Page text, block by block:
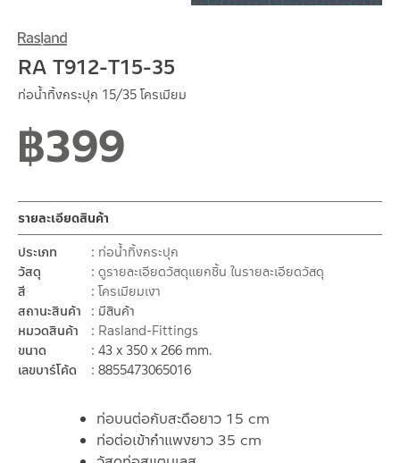
RA T912-T15-35
ท่อน้ำทิ้งกระปุก 15/35 โครเมียม
฿399
ท่อบนต่อกับสะดือยาว 15 cm
ท่อต่อเข้ากำแพงยาว 35 cm
รายละเอียดสินค้า
ประเภท
ท่อน้ำทิ้งกระปุก
วัสดุ
ดูรายละเอียดวัสดุแยกชิ้น ในรายละเอียดวัสดุ
สี
โครเมียมเงา
สถานะสินค้า
มีสินค้า
หมวดสินค้า
Rasland-Fittings
ขนาด
43 x 350 x 266 mm.
เลขบาร์โค้ด
8855473065016